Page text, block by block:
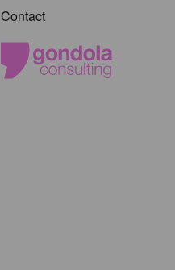
Contact